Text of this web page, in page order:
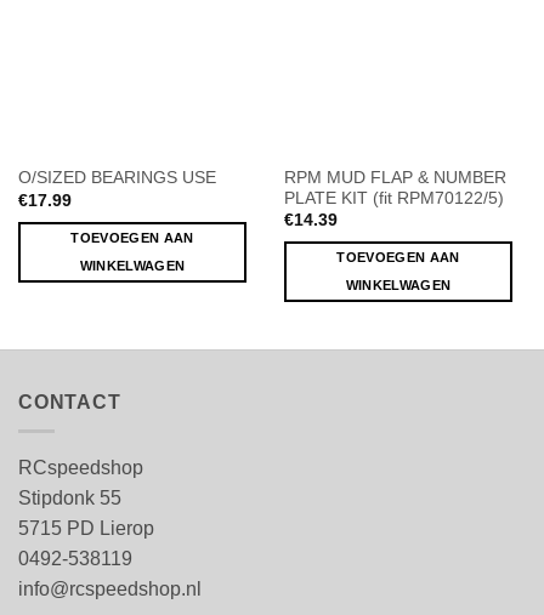
O/SIZED BEARINGS USE
€17.99
TOEVOEGEN AAN
WINKELWAGEN
RPM MUD FLAP & NUMBER
PLATE KIT (fit RPM70122/5)
€14.39
TOEVOEGEN AAN
WINKELWAGEN
CONTACT
RCspeedshop
Stipdonk 55
5715 PD Lierop
0492-538119
info@rcspeedshop.nl